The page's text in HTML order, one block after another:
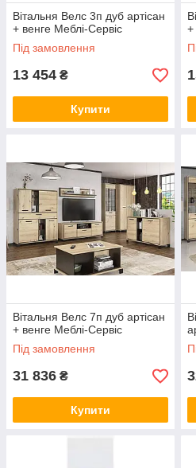
Вітальня Велс 3п дуб артісан
+ венге Меблі-Сервіс
Під замовлення
13 454 ₴
Купити
+
Вітальня Велс 7п дуб артісан
+ венге Меблі-Сервіс
Під замовлення
31 836 ₴
Купити